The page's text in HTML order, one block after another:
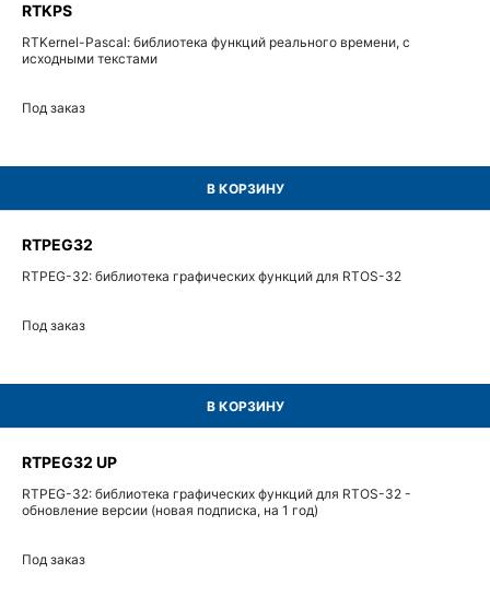
RTKPS
RTKernel-Pascal: библиотека функций реального времени, с
исходными текстами
Под заказ
В КОРЗИНУ
RTPEG32
RTPEG-32: библиотека графических функций для RTOS-32
Под заказ
В КОРЗИНУ
RTPEG32 UP
RTPEG-32: библиотека графических функций для RTOS-32 -
обновление версии (новая подписка, на 1 год)
Под заказ